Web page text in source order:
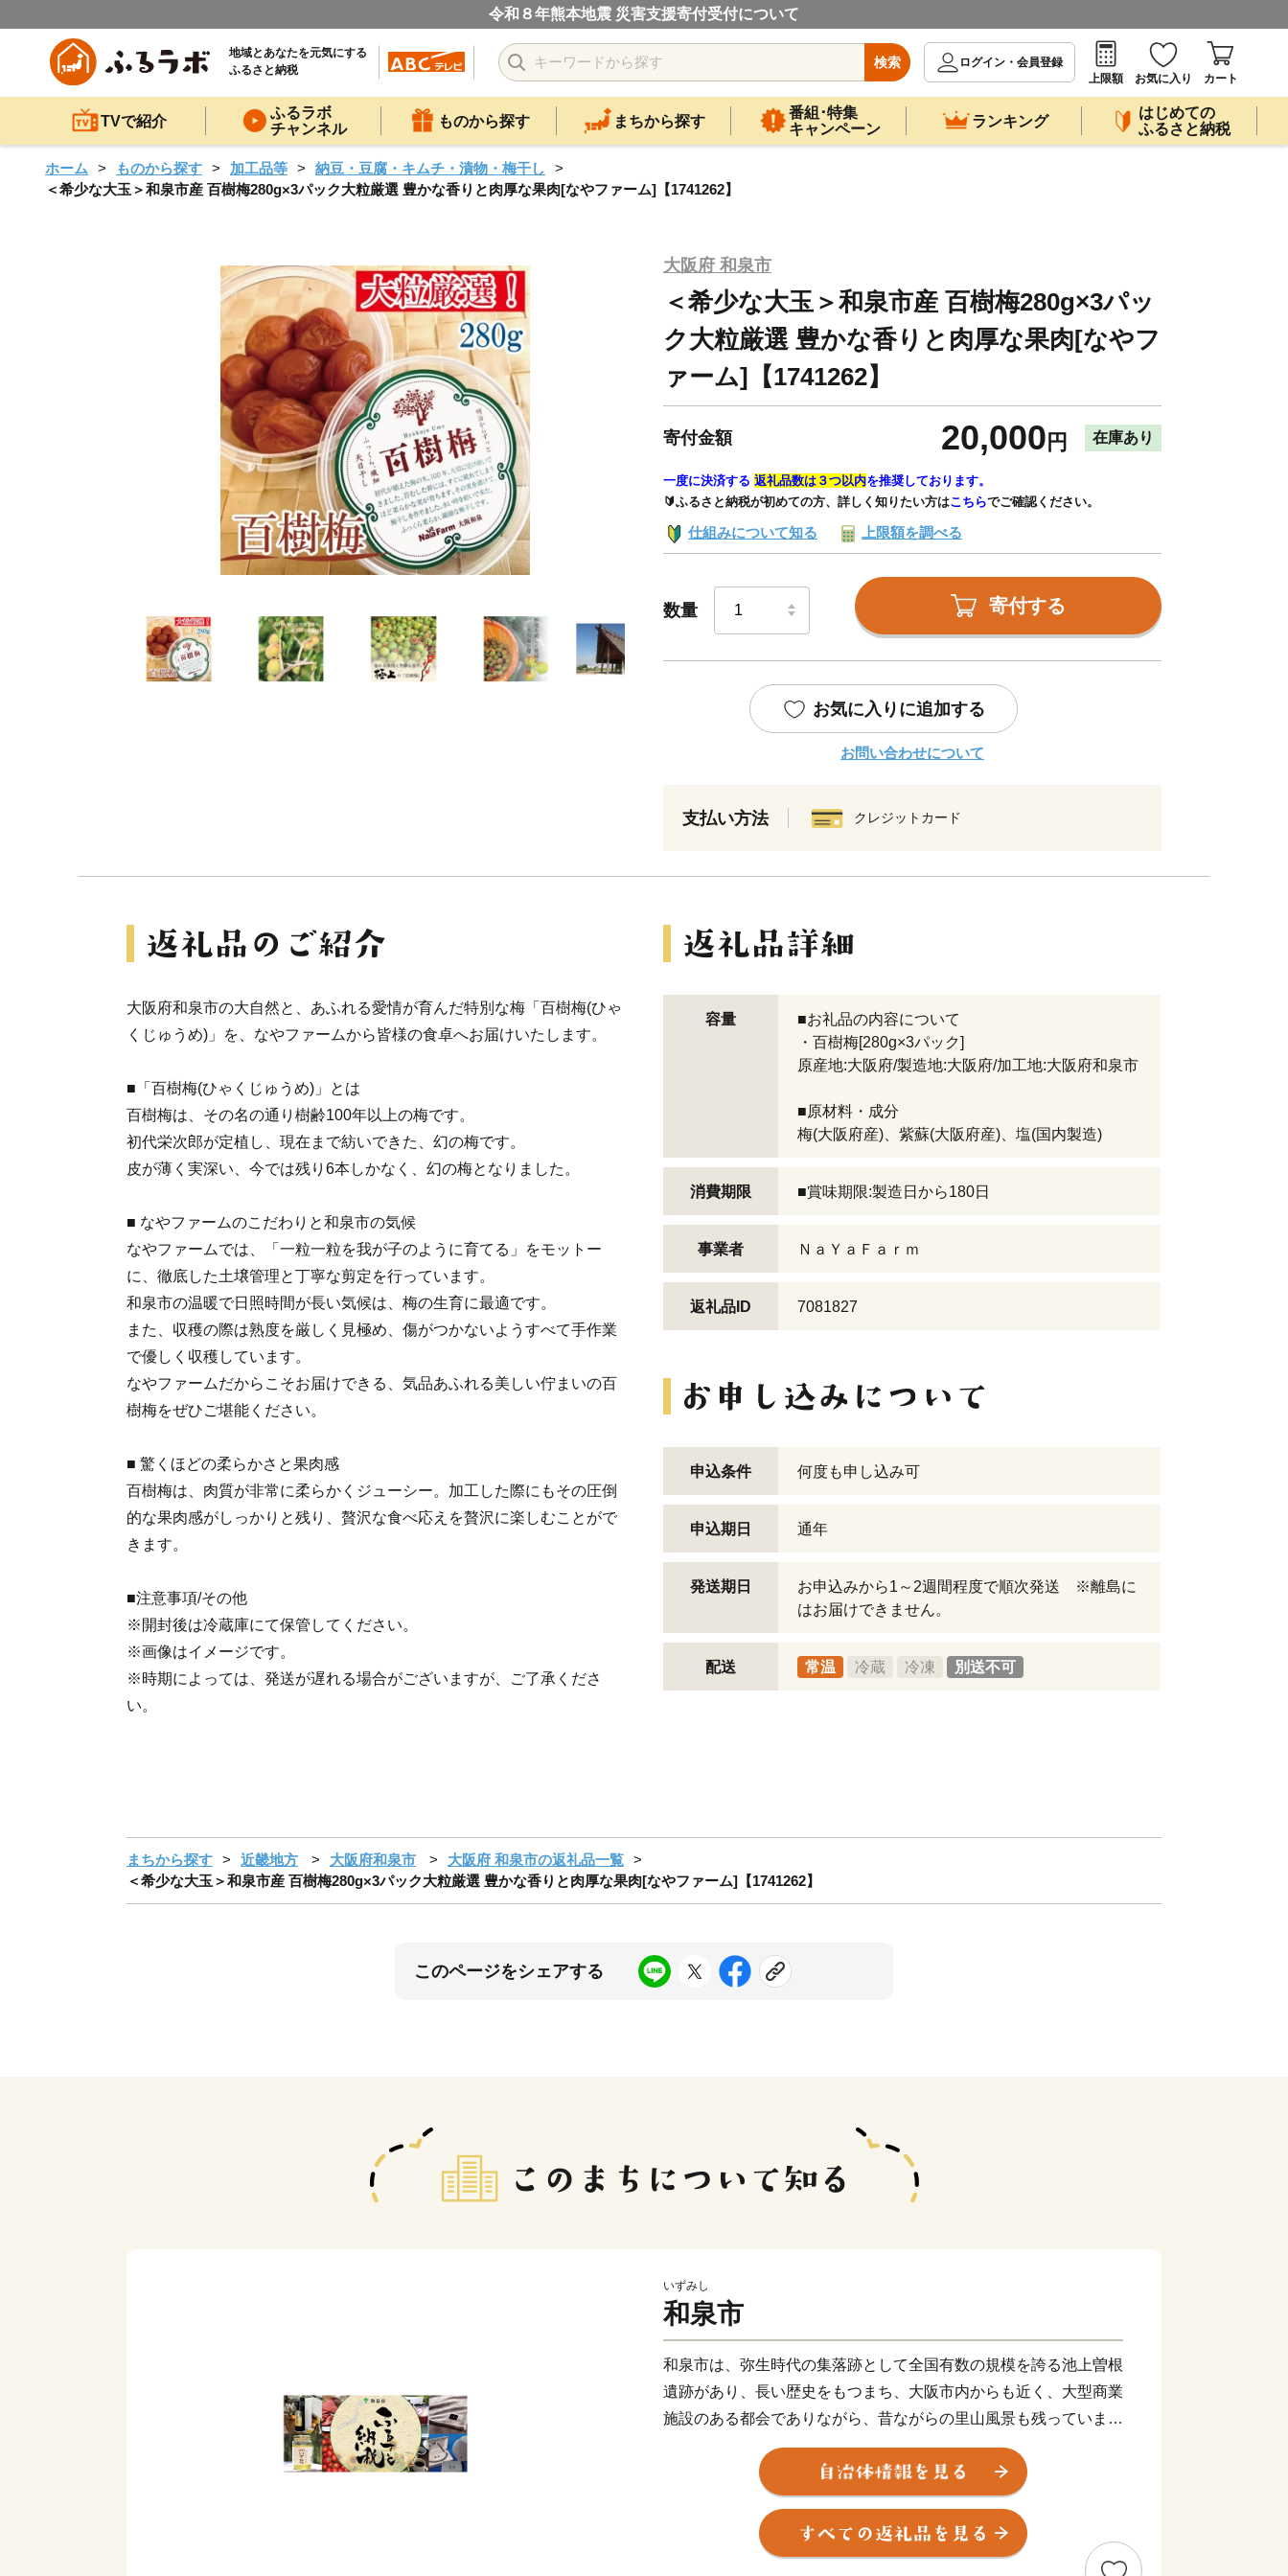
令和８年熊本地震 災害支援寄付受付について
地域とあなたを元気にする
ふるさと納税
検索
ログイン・会員登録
上限額
お気に入り カート
TVで紹介
ふるラボ
チャンネル
ものから探す まちから探す
番組･特集
キャンペーン
ランキング
はじめての
ふるさと納税
ホーム ものから探す 加工品等
納豆・豆腐・キムチ・漬物・梅干し
＜希少な大玉＞和泉市産 百樹梅280g×3パック大粒厳選 豊かな香りと肉厚な果肉[なやファーム]【1741262】
大阪府 和泉市
＜希少な大玉＞和泉市産 百樹梅280g×3パッ
ク大粒厳選 豊かな香りと肉厚な果肉[なやフ
ァーム]【1741262】
寄付金額 20,000 円 在庫あり
一度に決済する 返礼品数は３つ以内を推奨しております。
🔰ふるさと納税が初めての方、詳しく知りたい方はこちらでご確認ください。
仕組みについて知る 上限額を調べる
数量 寄付する
お気に入りに追加する
お問い合わせについて
支払い方法 クレジットカード
大阪府和泉市の大自然と、あふれる愛情が育んだ特別な梅「百樹梅(ひゃ
くじゅうめ)」を、なやファームから皆様の食卓へお届けいたします。
■「百樹梅(ひゃくじゅうめ)」とは
百樹梅は、その名の通り樹齢100年以上の梅です。
初代栄次郎が定植し、現在まで紡いできた、幻の梅です。
皮が薄く実深い、今では残り6本しかなく、幻の梅となりました。
■ なやファームのこだわりと和泉市の気候
なやファームでは、「一粒一粒を我が子のように育てる」をモットー
に、徹底した土壌管理と丁寧な剪定を行っています。
和泉市の温暖で日照時間が長い気候は、梅の生育に最適です。
また、収穫の際は熟度を厳しく見極め、傷がつかないようすべて手作業
で優しく収穫しています。
なやファームだからこそお届けできる、気品あふれる美しい佇まいの百
樹梅をぜひご堪能ください。
■ 驚くほどの柔らかさと果肉感
百樹梅は、肉質が非常に柔らかくジューシー。加工した際にもその圧倒
的な果肉感がしっかりと残り、贅沢な食べ応えを贅沢に楽しむことがで
きます。
■注意事項/その他
※開封後は冷蔵庫にて保管してください。
※画像はイメージです。
※時期によっては、発送が遅れる場合がございますが、ご了承くださ
い。
容量
■お礼品の内容について
・百樹梅[280g×3パック]
原産地:大阪府/製造地:大阪府/加工地:大阪府和泉市
■原材料・成分
梅(大阪府産)、紫蘇(大阪府産)、塩(国内製造)
消費期限 ■賞味期限:製造日から180日
事業者 ＮａＹａＦａｒｍ
返礼品ID 7081827
申込条件 何度も申し込み可
申込期日 通年
発送期日
お申込みから1～2週間程度で順次発送 ※離島に
はお届けできません。
配送 常温 冷蔵 冷凍 別送不可
まちから探す 近畿地方 大阪府和泉市
大阪府 和泉市の返礼品一覧
＜希少な大玉＞和泉市産 百樹梅280g×3パック大粒厳選 豊かな香りと肉厚な果肉[なやファーム]【1741262】
このページをシェアする
いずみし
和泉市
和泉市は、弥生時代の集落跡として全国有数の規模を誇る池上曽根
遺跡があり、長い歴史をもつまち、大阪市内からも近く、大型商業
施設のある都会でありながら、昔ながらの里山風景も残っていま
す。ショッピングもピクニックも気軽に楽しめるトカイナカなまち